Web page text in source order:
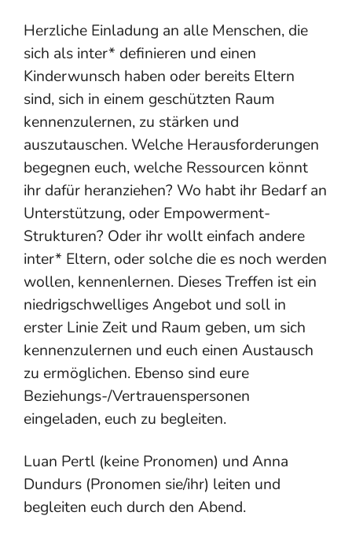
Herzliche Einladung an alle Menschen, die
sich als inter* definieren und einen
Kinderwunsch haben oder bereits Eltern
sind, sich in einem geschützten Raum
kennenzulernen, zu stärken und
auszutauschen. Welche Herausforderungen
begegnen euch, welche Ressourcen könnt
ihr dafür heranziehen? Wo habt ihr Bedarf an
Unterstützung, oder Empowerment-
Strukturen? Oder ihr wollt einfach andere
inter* Eltern, oder solche die es noch werden
wollen, kennenlernen. Dieses Treffen ist ein
niedrigschwelliges Angebot und soll in
erster Linie Zeit und Raum geben, um sich
kennenzulernen und euch einen Austausch
zu ermöglichen. Ebenso sind eure
Beziehungs-/Vertrauenspersonen
eingeladen, euch zu begleiten.
Luan Pertl (keine Pronomen) und Anna
Dundurs (Pronomen sie/ihr) leiten und
begleiten euch durch den Abend.